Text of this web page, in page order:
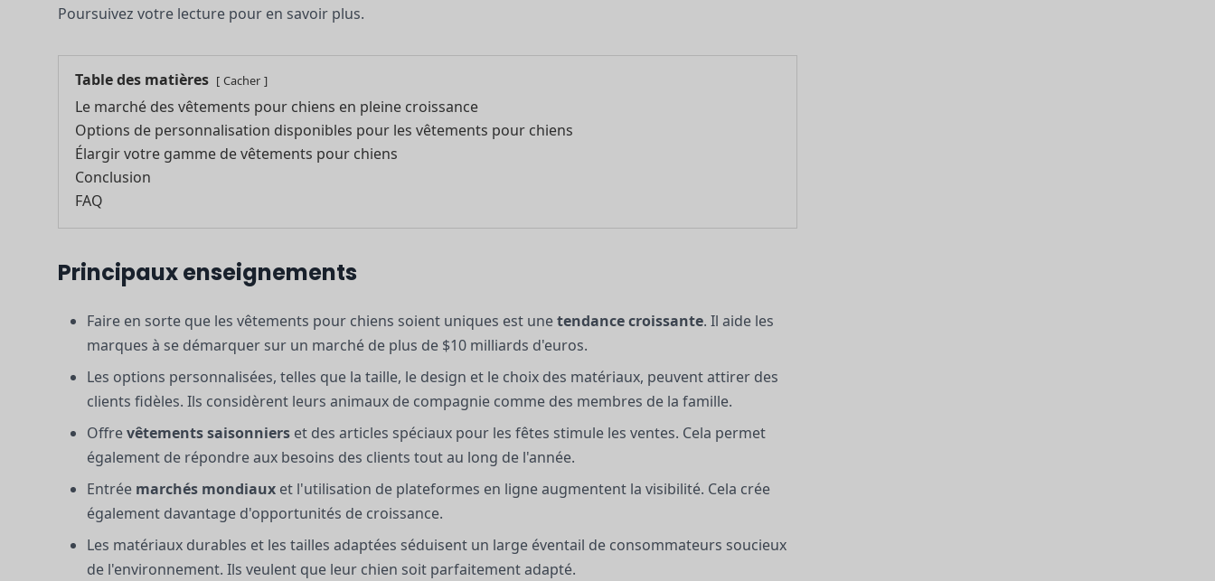
Poursuivez votre lecture pour en savoir plus.
Table des matières Cacher
Le marché des vêtements pour chiens en pleine croissance
Options de personnalisation disponibles pour les vêtements pour chiens
Élargir votre gamme de vêtements pour chiens
Conclusion
FAQ
Principaux enseignements
Faire en sorte que les vêtements pour chiens soient uniques est unetendance croissante. Il aide les
marques à se démarquer sur un marché de plus de $10 milliards d'euros.
Les options personnalisées, telles que la taille, le design et le choix des matériaux, peuvent attirer des
clients fidèles. Ils considèrent leurs animaux de compagnie comme des membres de la famille.
Offrevêtements saisonniers et des articles spéciaux pour les fêtes stimule les ventes. Cela permet
également de répondre aux besoins des clients tout au long de l'année.
Entrée marchés mondiaux et l'utilisation de plateformes en ligne augmentent la visibilité. Cela crée
également davantage d'opportunités de croissance.
Les matériaux durables et les tailles adaptées séduisent un large éventail de consommateurs soucieux
de l'environnement. Ils veulent que leur chien soit parfaitement adapté.